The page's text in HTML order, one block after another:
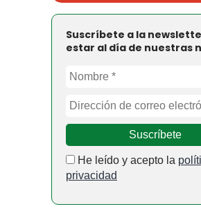
Suscríbete a la
estar al día de nuestras
He leído y acepto la
privacidad